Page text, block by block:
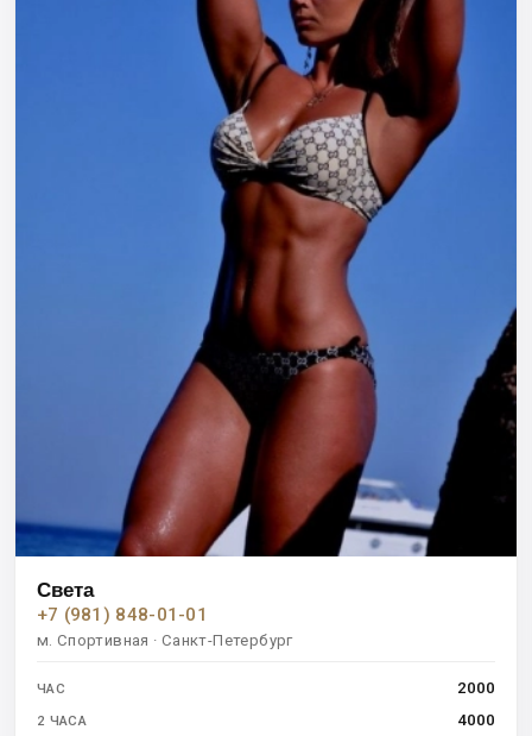
Света
+7 (981) 848-01-01
м. Спортивная · Санкт-Петербург
ЧАС 2000
2 ЧАСА 4000